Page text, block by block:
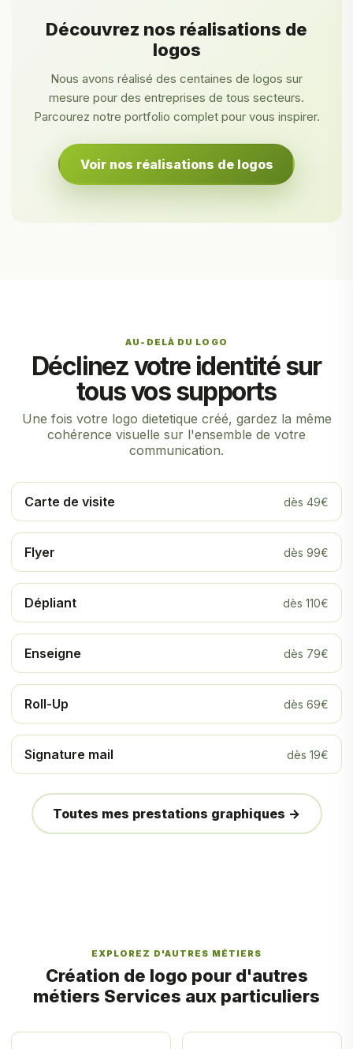
Découvrez nos réalisations de
logos
Nous avons réalisé des centaines de logos sur
mesure pour des entreprises de tous secteurs.
Parcourez notre portfolio complet pour vous inspirer.
Voir nos réalisations de logos
AU-DELÀ DU LOGO
Déclinez votre identité sur
tous vos supports
Une fois votre logo dietetique créé, gardez la même
cohérence visuelle sur l'ensemble de votre
communication.
Carte de visite dès 49€
Flyer dès 99€
Dépliant dès 110€
Enseigne dès 79€
Roll-Up dès 69€
Signature mail dès 19€
Toutes mes prestations graphiques →
EXPLOREZ D'AUTRES MÉTIERS
Création de logo pour d'autres
métiers Services aux particuliers